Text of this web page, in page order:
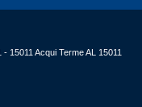
15011 Acqui Terme AL 15011